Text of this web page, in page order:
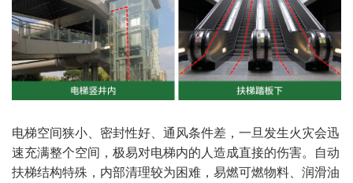
电梯空间狭小、密封性好、通风条件差，一旦发生火灾会迅
速充满整个空间，极易对电梯内的人造成直接的伤害。自动
扶梯结构特殊，内部清理较为困难，易燃可燃物料、润滑油